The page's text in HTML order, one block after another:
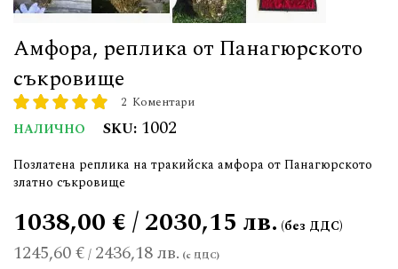
Амфора, реплика от Панагюрското
съкровище
рейтинг: 2 Коментари
НАЛИЧНО SKU 1002
Позлатена реплика на тракийска амфора от Панагюрското
златно съкровище
1245,60 €/ 2436,18 лв.
1038,00 € / 2030,15 лв.